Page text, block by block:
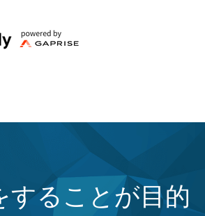
することが目的